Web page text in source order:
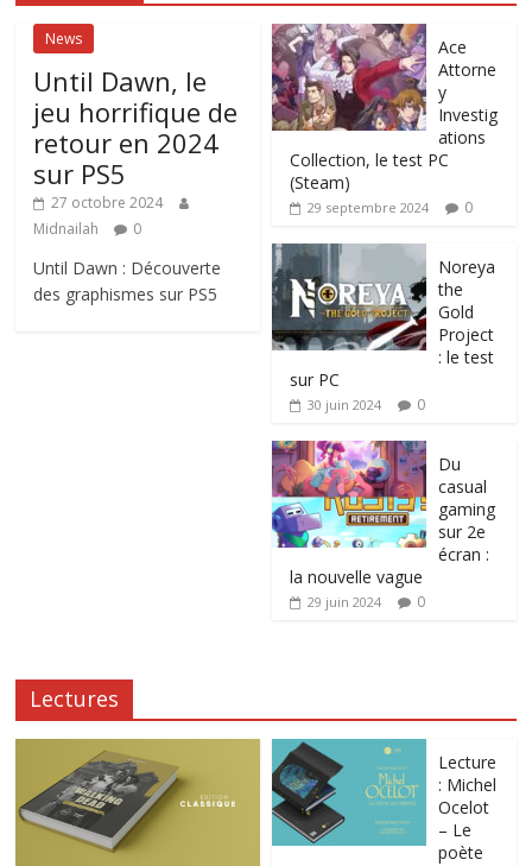
News
Until Dawn, le
jeu horrifique de
retour en 2024
sur PS5
27 octobre 2024
Midnailah
0
Until Dawn : Découverte
des graphismes sur PS5
Ace
Attorne
y
Investig
ations
Collection, le test PC
(Steam)
29 septembre 2024 0
Noreya
the
Gold
Project
: le test
sur PC
30 juin 2024 0
Du
casual
gaming
sur 2e
écran :
la nouvelle vague
29 juin 2024 0
Lectures
Lecture
: Michel
Ocelot
– Le
poète